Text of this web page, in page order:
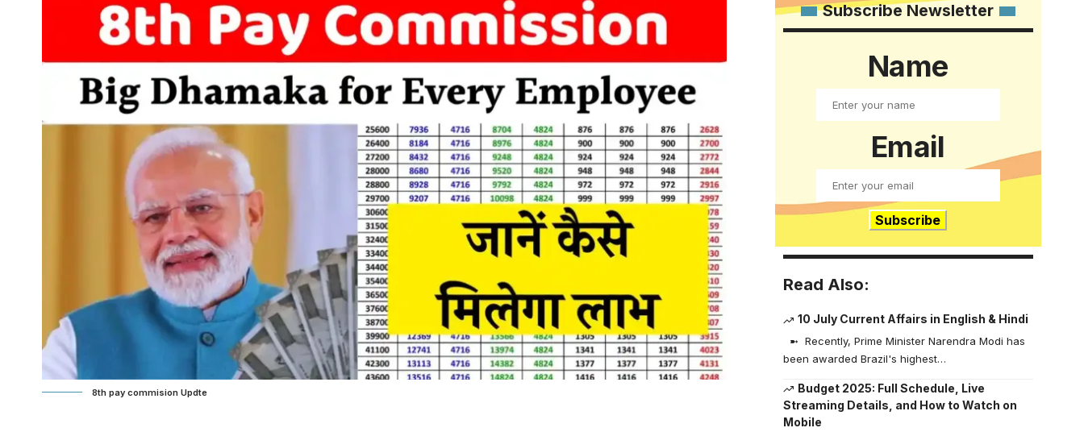
8th pay commision Updte
Subscribe Newsletter
Name
Email
Read Also:
10 July Current Affairs in English & Hindi
➼ Recently, Prime Minister Narendra Modi has
been awarded Brazil's highest…
Budget 2025: Full Schedule, Live
Streaming Details, and How to Watch on
Mobile